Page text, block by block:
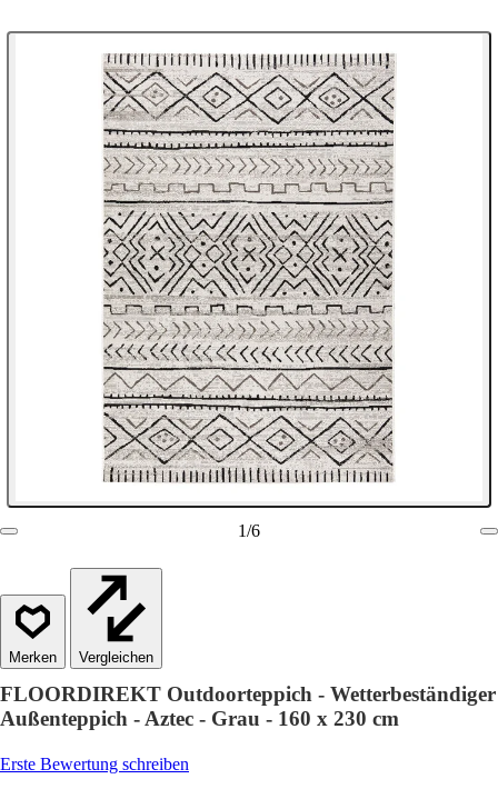
1/6
Vergleichen
FLOORDIREKT Outdoorteppich - Wetterbeständiger
Außenteppich - Aztec - Grau - 160 x 230 cm
Erste Bewertung schreiben